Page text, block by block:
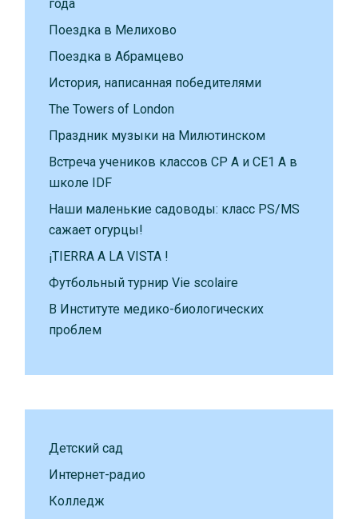
года
Поездка в Мелихово
Поездка в Абрамцево
История, написанная победителями
The Towers of London
Праздник музыки на Милютинском
Встреча учеников классов CP A и CE1 A в
школе IDF
Наши маленькие садоводы: класс PS/MS
сажает огурцы!
¡TIERRA A LA VISTA !
Футбольный турнир Vie scolaire
В Институте медико-биологических
проблем
Детский сад
Интернет-радио
Колледж